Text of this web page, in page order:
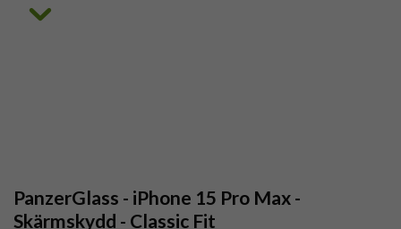
PanzerGlass - iPhone 15 Pro Max -
Skärmskydd - Classic Fit